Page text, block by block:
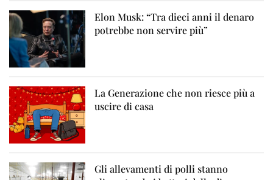
Elon Musk: “Tra dieci anni il denaro
potrebbe non servire più”
La Generazione che non riesce più a
uscire di casa
Gli allevamenti di polli stanno